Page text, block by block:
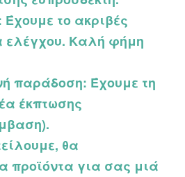
το ακριβές
ελέγχου. Καλή φήμη
παράδοση: Έχουμε τη
έκπτωσης
θα
προϊόντα για σας μιά